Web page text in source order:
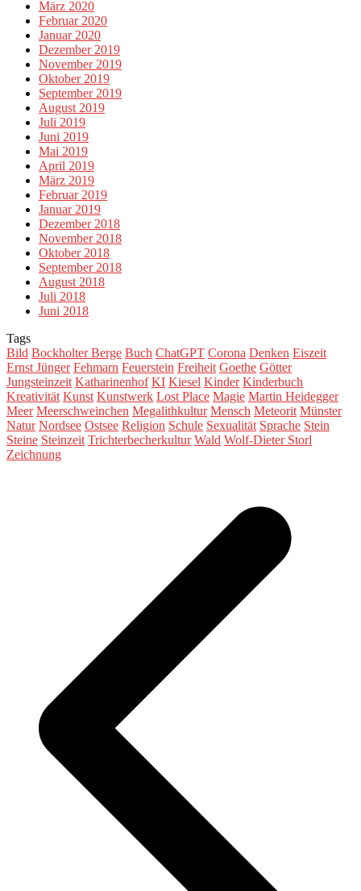
März 2020
Februar 2020
Januar 2020
Dezember 2019
November 2019
Oktober 2019
September 2019
August 2019
Juli 2019
Juni 2019
Mai 2019
April 2019
März 2019
Februar 2019
Januar 2019
Dezember 2018
November 2018
Oktober 2018
September 2018
August 2018
Juli 2018
Juni 2018
Tags
Bild Bockholter Berge Buch ChatGPT Corona Denken Eiszeit
Ernst Jünger Fehmarn Feuerstein Freiheit Goethe Götter
Jungsteinzeit Katharinenhof KI Kiesel Kinder Kinderbuch
Kreativität Kunst Kunstwerk Lost Place Magie Martin Heidegger
Meer Meerschweinchen Megalithkultur Mensch Meteorit Münster
Natur Nordsee Ostsee Religion Schule Sexualität Sprache Stein
Steine Steinzeit Trichterbecherkultur Wald Wolf-Dieter Storl
Zeichnung